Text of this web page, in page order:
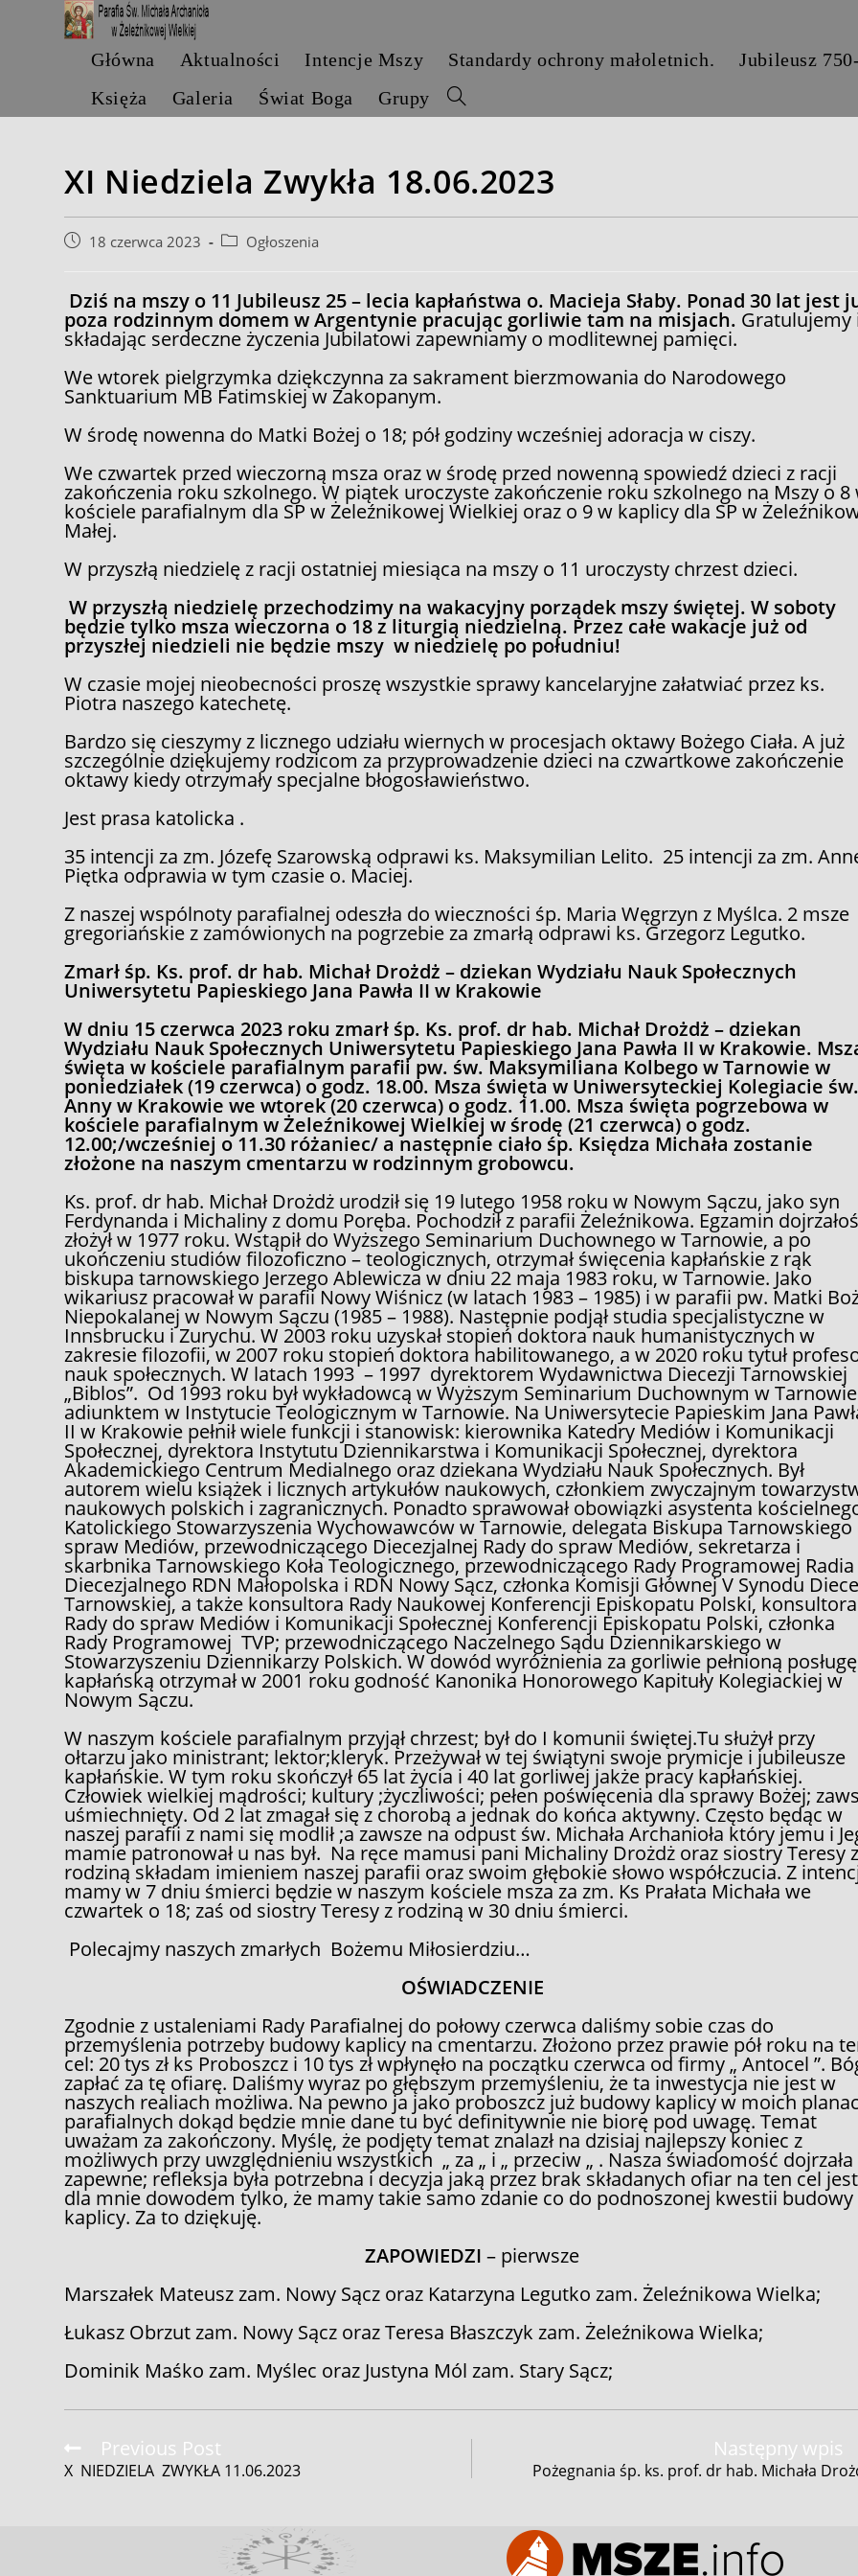
Główna Aktualności Intencje Mszy Standardy ochrony małoletnich. Jubileusz
Księża
Galeria Świat Boga Grupy
XI Niedziela Zwykła 18.06.2023
Post18 czerwca 2023
PostOgłoszenia
Dziś na mszy o 11 Jubileusz 25 – lecia kapłaństwa o. Macieja Słaby. Ponad 30 lat jest
poza rodzinnym domem w Argentynie pracując gorliwie tam na misjach. Gratulujemy
składając serdeczne życzenia Jubilatowi zapewniamy o modlitewnej pamięci.
We wtorek pielgrzymka dziękczynna za sakrament bierzmowania do Narodowego
Sanktuarium MB Fatimskiej w Zakopanym.
W środę nowenna do Matki Bożej o 18; pół godziny wcześniej adoracja w ciszy.
We czwartek przed wieczorną msza oraz w środę przed nowenną spowiedź dzieci z racji
zakończenia roku szkolnego. W piątek uroczyste zakończenie roku szkolnego na Mszy o 8
kościele parafialnym dla SP w Żeleźnikowej Wielkiej oraz o 9 w kaplicy dla SP w
Małej.
W przyszłą niedzielę z racji ostatniej miesiąca na mszy o 11 uroczysty chrzest dzieci.
W przyszłą niedzielę przechodzimy na wakacyjny porządek mszy świętej. W soboty
będzie tylko msza wieczorna o 18 z liturgią niedzielną. Przez całe wakacje już od
przyszłej niedzieli nie będzie mszy w niedzielę po południu!
W czasie mojej nieobecności proszę wszystkie sprawy kancelaryjne załatwiać przez ks.
Piotra naszego katechetę.
Bardzo się cieszymy z licznego udziału wiernych w procesjach oktawy Bożego Ciała. A już
szczególnie dziękujemy rodzicom za przyprowadzenie dzieci na czwartkowe zakończenie
oktawy kiedy otrzymały specjalne błogosławieństwo.
Jest prasa katolicka .
35 intencji za zm. Józefę Szarowską odprawi ks. Maksymilian Lelito. 25 intencji za zm.
Piętka odprawia w tym czasie o. Maciej.
Z naszej wspólnoty parafialnej odeszła do wieczności śp. Maria Węgrzyn z Myślca. 2 msze
gregoriańskie z zamówionych na pogrzebie za zmarłą odprawi ks. Grzegorz Legutko.
Zmarł śp. Ks. prof. dr hab. Michał Drożdż – dziekan Wydziału Nauk Społecznych
Uniwersytetu Papieskiego Jana Pawła II w Krakowie
W dniu 15 czerwca 2023 roku zmarł śp. Ks. prof. dr hab. Michał Drożdż – dziekan
Wydziału Nauk Społecznych Uniwersytetu Papieskiego Jana Pawła II w Krakowie.
święta w kościele parafialnym parafii pw. św. Maksymiliana Kolbego w Tarnowie w
poniedziałek (19 czerwca) o godz. 18.00. Msza święta w Uniwersyteckiej Kolegiacie św.
Anny w Krakowie we wtorek (20 czerwca) o godz. 11.00. Msza święta pogrzebowa w
kościele parafialnym w Żeleźnikowej Wielkiej w środę (21 czerwca) o godz.
12.00;/wcześniej o 11.30 różaniec/ a następnie ciało śp. Księdza Michała zostanie
złożone na naszym cmentarzu w rodzinnym grobowcu.
Ks. prof. dr hab. Michał Drożdż urodził się 19 lutego 1958 roku w Nowym Sączu, jako syn
Ferdynanda i Michaliny z domu Poręba. Pochodził z parafii Żeleźnikowa. Egzamin
złożył w 1977 roku. Wstąpił do Wyższego Seminarium Duchownego w Tarnowie, a po
ukończeniu studiów filozoficzno – teologicznych, otrzymał święcenia kapłańskie z rąk
biskupa tarnowskiego Jerzego Ablewicza w dniu 22 maja 1983 roku, w Tarnowie. Jako
wikariusz pracował w parafii Nowy Wiśnicz (w latach 1983 – 1985) i w parafii pw. Matki
Niepokalanej w Nowym Sączu (1985 – 1988). Następnie podjął studia specjalistyczne w
Innsbrucku i Zurychu. W 2003 roku uzyskał stopień doktora nauk humanistycznych w
zakresie filozofii, w 2007 roku stopień doktora habilitowanego, a w 2020 roku tytuł
nauk społecznych. W latach 1993 – 1997 dyrektorem Wydawnictwa Diecezji Tarnowskiej
„Biblos”. Od 1993 roku był wykładowcą w Wyższym Seminarium Duchownym w
adiunktem w Instytucie Teologicznym w Tarnowie. Na Uniwersytecie Papieskim Jana
II w Krakowie pełnił wiele funkcji i stanowisk: kierownika Katedry Mediów i Komunikacji
Społecznej, dyrektora Instytutu Dziennikarstwa i Komunikacji Społecznej, dyrektora
Akademickiego Centrum Medialnego oraz dziekana Wydziału Nauk Społecznych. Był
autorem wielu książek i licznych artykułów naukowych, członkiem zwyczajnym
naukowych polskich i zagranicznych. Ponadto sprawował obowiązki asystenta
Katolickiego Stowarzyszenia Wychowawców w Tarnowie, delegata Biskupa Tarnowskiego
spraw Mediów, przewodniczącego Diecezjalnej Rady do spraw Mediów, sekretarza i
skarbnika Tarnowskiego Koła Teologicznego, przewodniczącego Rady Programowej Radia
Diecezjalnego RDN Małopolska i RDN Nowy Sącz, członka Komisji Głównej V Synodu
Tarnowskiej, a także konsultora Rady Naukowej Konferencji Episkopatu Polski, konsultora
Rady do spraw Mediów i Komunikacji Społecznej Konferencji Episkopatu Polski, członka
Rady Programowej TVP; przewodniczącego Naczelnego Sądu Dziennikarskiego w
Stowarzyszeniu Dziennikarzy Polskich. W dowód wyróżnienia za gorliwie pełnioną posługę
kapłańską otrzymał w 2001 roku godność Kanonika Honorowego Kapituły Kolegiackiej w
Nowym Sączu.
W naszym kościele parafialnym przyjął chrzest; był do I komunii świętej.Tu służył przy
ołtarzu jako ministrant; lektor;kleryk. Przeżywał w tej świątyni swoje prymicje i jubileusze
kapłańskie. W tym roku skończył 65 lat życia i 40 lat gorliwej jakże pracy kapłańskiej.
Człowiek wielkiej mądrości; kultury ;życzliwości; pełen poświęcenia dla sprawy Bożej;
uśmiechnięty. Od 2 lat zmagał się z chorobą a jednak do końca aktywny. Często będąc w
naszej parafii z nami się modlił ;a zawsze na odpust św. Michała Archanioła który jemu i
mamie patronował u nas był. Na ręce mamusi pani Michaliny Drożdż oraz siostry Teresy
rodziną składam imieniem naszej parafii oraz swoim głębokie słowo współczucia. Z
mamy w 7 dniu śmierci będzie w naszym kościele msza za zm. Ks Prałata Michała we
czwartek o 18; zaś od siostry Teresy z rodziną w 30 dniu śmierci.
Polecajmy naszych zmarłych Bożemu Miłosierdziu…
OŚWIADCZENIE
Zgodnie z ustaleniami Rady Parafialnej do połowy czerwca daliśmy sobie czas do
przemyślenia potrzeby budowy kaplicy na cmentarzu. Złożono przez prawie pół roku na
cel: 20 tys zł ks Proboszcz i 10 tys zł wpłynęło na początku czerwca od firmy „ Antocel ”.
zapłać za tę ofiarę. Daliśmy wyraz po głębszym przemyśleniu, że ta inwestycja nie jest w
naszych realiach możliwa. Na pewno ja jako proboszcz już budowy kaplicy w moich
parafialnych dokąd będzie mnie dane tu być definitywnie nie biorę pod uwagę. Temat
uważam za zakończony. Myślę, że podjęty temat znalazł na dzisiaj najlepszy koniec z
możliwych przy uwzględnieniu wszystkich „ za „ i „ przeciw „ . Nasza świadomość dojrzała
zapewne; refleksja była potrzebna i decyzja jaką przez brak składanych ofiar na ten cel jest
dla mnie dowodem tylko, że mamy takie samo zdanie co do podnoszonej kwestii budowy
kaplicy. Za to dziękuję.
ZAPOWIEDZI – pierwsze
Marszałek Mateusz zam. Nowy Sącz oraz Katarzyna Legutko zam. Żeleźnikowa Wielka;
Łukasz Obrzut zam. Nowy Sącz oraz Teresa Błaszczyk zam. Żeleźnikowa Wielka;
Dominik Maśko zam. Myślec oraz Justyna Mól zam. Stary Sącz;
Read
more
articles
Previous Post
X NIEDZIELA ZWYKŁA 11.06.2023
Następny wpis
Pożegnania śp. ks. prof. dr hab. Michała